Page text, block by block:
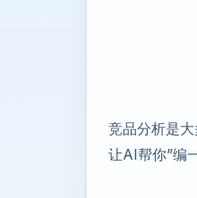
竞品分析是
让AI帮你”编